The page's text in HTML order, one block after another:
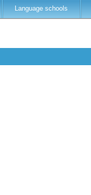
Language schools